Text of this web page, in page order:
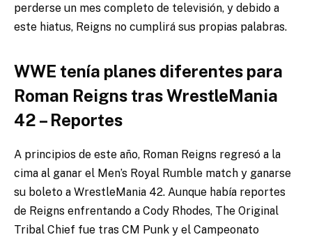
perderse un mes completo de televisión, y debido a
este hiatus, Reigns no cumplirá sus propias palabras.
WWE tenía planes diferentes para
Roman Reigns tras WrestleMania
42 – Reportes
A principios de este año, Roman Reigns regresó a la
cima al ganar el Men’s Royal Rumble match y ganarse
su boleto a WrestleMania 42. Aunque había reportes
de Reigns enfrentando a Cody Rhodes, The Original
Tribal Chief fue tras CM Punk y el Campeonato